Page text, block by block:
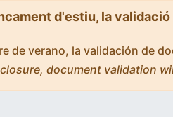
d'estiu, la
de verano, la validación de
document validation